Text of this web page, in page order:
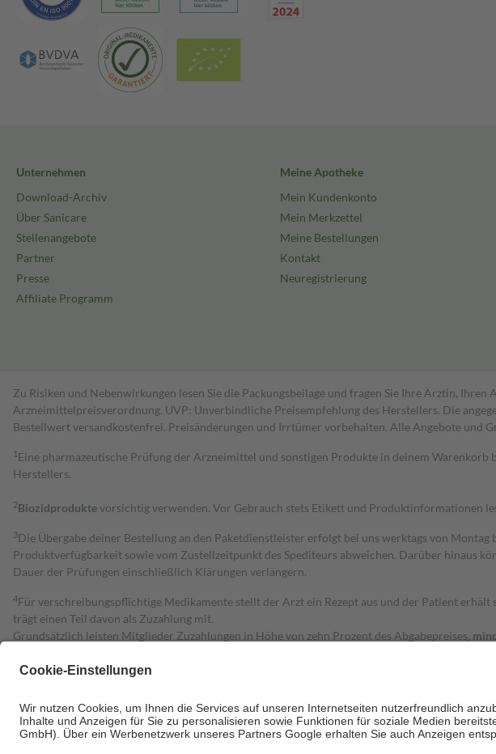
Unternehmen
Download-Archiv
Über Sanicare
Stellenangebote
Partner
Presse
Affiliate Programm
Meine Apotheke
Mein Kundenkonto
Mein Merkzettel
Meine Bestellungen
Kontakt
Neuregistrierung
Zu Risiken und Nebenwirkungen lesen Sie die Packungsbeilage und fragen Sie Ihre Ärztin,
Arzneimittelpreisverordnung. UVP: Unverbindliche Preisempfehlung des Herstellers. Die
Bestell­wert versand­kosten­frei. Preisänderungen und Irrtümer vorbehalten. Alle Angebote und
1 Eine pharmazeutische Prüfung der Arzneimittel und sonstigen Produkte in deinem
Herstellers.
2Biozidproduktevorsichtig verwenden. Vor Gebrauch stets Etikett und Produktinformationen
3Die Übergabe deiner Bestellung an den Paketdienstleister erfolgt bei uns werktags von
Produktverfügbarkeit sowie vom Zustellzeitpunkt des Spediteurs abweichen. Darüber hinaus
Dauer der Prüfungen einschließlich Klärungen verlängern.
4Für verschreibungspflichtige Medikamente stellt der Arzt ein Rezept aus und der Patient
trägt einen Teil davon als Zuzahlung mit.
Grundsätzlich leisten Mitglieder Zuzahlungen in Höhe von zehn Prozent des Abgabepreises,
Diese Regeln gelten grundsätzlich auch für Online-Apotheken.
Um das Engagement der Versicherten für ihre eigene Gesundheit zu stärken und die
• Kindern und Jugendlichen bis zum vollendeten 18. Lebensjahr mit Ausnahme der Fahrkosten
• Untersuchungen zur Vorsorge und Früherkennung, die von der GKV getragen werden